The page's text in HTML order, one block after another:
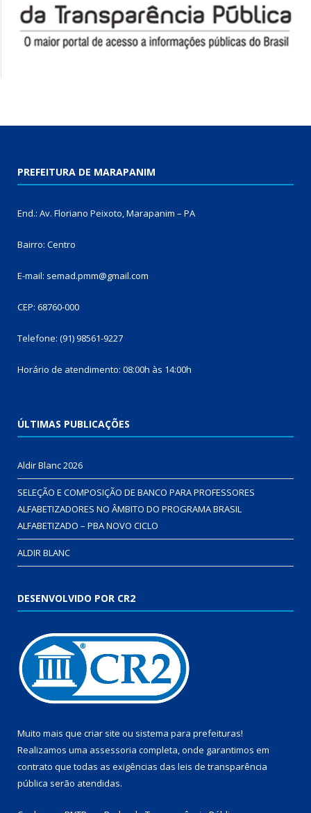
PREFEITURA DE MARAPANIM
End.: Av. Floriano Peixoto, Marapanim – PA
Bairro: Centro
E-mail: semad.pmm@gmail.com
CEP: 68760-000
Telefone: (91) 98561-9227
Horário de atendimento: 08:00h às 14:00h
ÚLTIMAS PUBLICAÇÕES
Aldir Blanc 2026
SELEÇÃO E COMPOSIÇÃO DE BANCO PARA PROFESSORES
ALFABETIZADORES NO ÂMBITO DO PROGRAMA BRASIL
ALFABETIZADO – PBA NOVO CICLO
ALDIR BLANC
DESENVOLVIDO POR CR2
Muito mais que criar site ou sistema para prefeituras!
Realizamos uma assessoria completa, onde garantimos em
contrato que todas as exigências das leis de transparência
pública serão atendidas.